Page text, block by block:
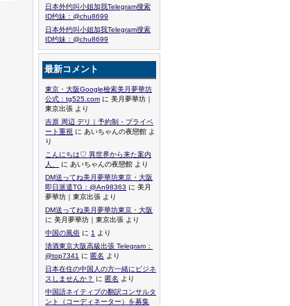
日本外约叫小姐加我Telegram搜索
ID约妹：@chu8699
日本外约叫小姐加我Telegram搜索
ID约妹：@chu8699
最新コメント
東京・大阪Google檢索美月夢華坊
公式：tg525.com に 美月夢華坊｜
東京出張 より
吉原 周辺 デリ｜予約制・プライベ
ート重視 に あいちゃんの夜戀館 よ
り
こんにちは♡ 異世界から来た案内
人、
に あいちゃんの夜戀館 より
DM送ってね美月夢華坊東京・大阪
即日派遣TG：@An98363 に 美月
夢華坊｜東京出張 より
DM送ってね美月夢華坊東京・大阪
に 美月夢華坊｜東京出張 より
中国の風俗 に 1
より
清酒東京大阪高級出張 Telegram：
@top7341 に 匿名 より
日本在住の中国人の方一緒にビジネ
スしませんか？ に 匿名 より
中国語ネイティブの翻訳コンサルタ
ント（コーディネーター）を募集